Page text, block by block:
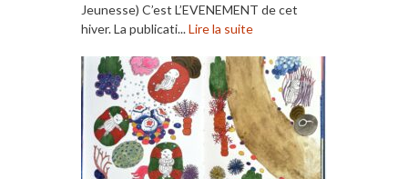
Jeunesse) C’est L’EVENEMENT de cet
hiver. La publicati...Lire la suite